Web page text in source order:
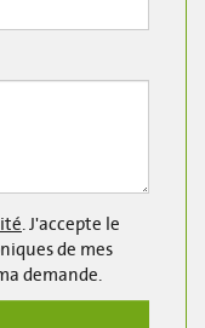
. J'accepte le
de mes
demande.